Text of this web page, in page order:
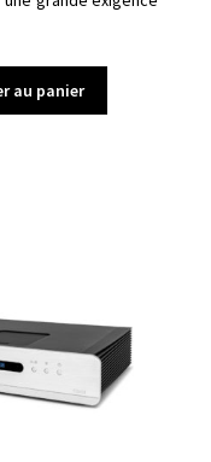
au panier